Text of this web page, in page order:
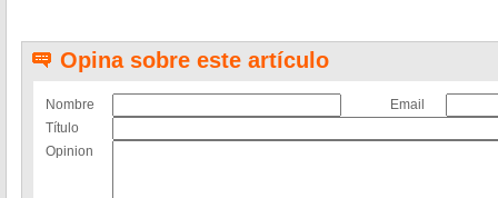
Opina sobre este artículo
Nombre
Email
Título
Opinion